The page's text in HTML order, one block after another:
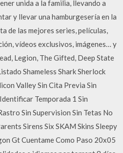
unida a la familia, llevando a
y llevar una hamburgesería en la
de las mejores series, películas,
vídeos exclusivos, imágenes… y
Legion, The Gifted, Deep State
Shameless Shark Sherlock
Valley Sin Cita Previa Sin
Temporada 1 Sin
Sin Supervision Sin Tetas No
Sirens Six SKAM Skins Sleepy
Gt Cuentame Como Paso 20x05